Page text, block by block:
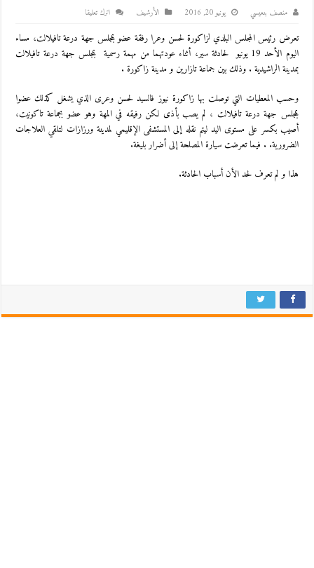
منصف بنعيسي يونيو 20, 2016 اﻷرشيف اترك تعليقا
تعرض رئيس المجلس البلدي لزاكورة لحسن وعرا رفقة عضو بمجلس جهة درعة تافيلالت، مساء
اليوم الأحد 19 يونيو لحادثة سير، أثناء عودتهما من مهمة رسمية بمجلس جهة درعة تافيلالت
بمدينة الراشيدية . وذلك بين جماعة تازارين و مدينة زاكورة .
وحسب المعطيات التي توصلت بها زاكورة نيوز فالسيد لحسن وعرى الذي يشغل كذلك عضوا
بمجلس جهة درعة تافيلالت ، لم يصب بأذى لكن رفيقه في المهة وهو عضو بجماعة تاكونيت،
أصيب بكسر على مستوى اليد ليتم نقله إلى المستشفى الإقليمي لمدينة ورزازات لتلقي العلاجات
الضرورية. . فيما تعرضت سيارة المصلحة إلى أضرار بليغة.
هذا و لم تعرف لحد الأن أسباب الحادثة.